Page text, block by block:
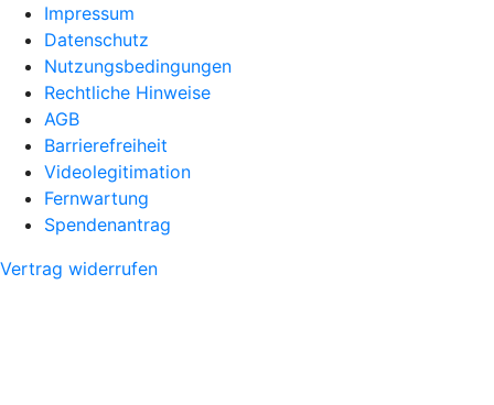
Impressum
Datenschutz
Nutzungsbedingungen
Rechtliche Hinweise
AGB
Barrierefreiheit
Videolegitimation
Fernwartung
Spendenantrag
Vertrag widerrufen